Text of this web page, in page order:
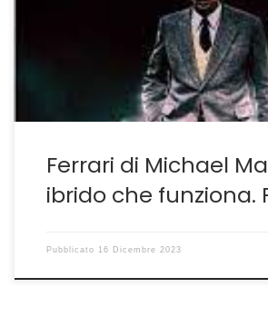
corse e dintorni, soprattutto degli
testa il sopravvalutato Ford versus
Mangold–Più che dignitosi i cow boys
Ferrari di Michael
ibrido che funziona.
Pubblicato 16 Dicembre 2023